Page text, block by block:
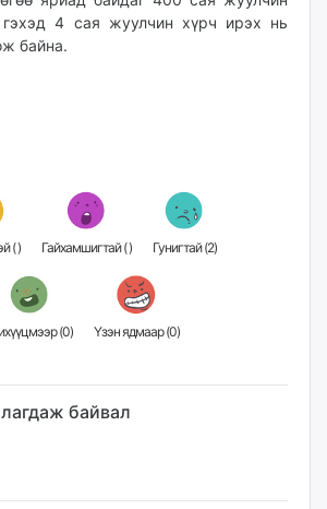
4 сая жуулчин хүрч ирэх нь
байна.
Хөгжилтэй () Гайхамшигтай () Гунигтай (2)
Жихүүцмээр (0) Үзэн ядмаар (0)
байвал